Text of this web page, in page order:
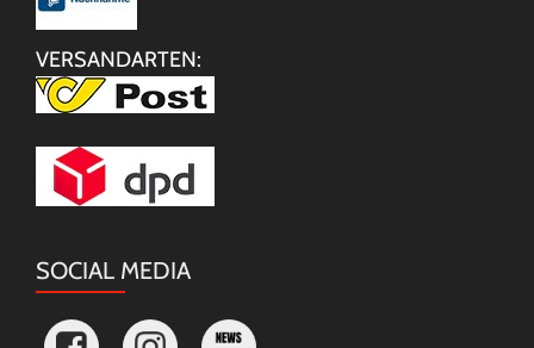
VERSANDARTEN:
SOCIAL MEDIA